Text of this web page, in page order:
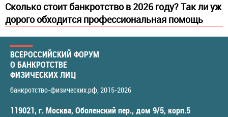
Сколько стоит банкротство в 2026 году? Так ли уж
дорого обходится профессиональная помощь
ВСЕРОССИЙСКИЙ ФОРУМ
О БАНКРОТСТВЕ
ФИЗИЧЕСКИХ ЛИЦ
банкротство-физических.рф, 2015-2026
119021, г. Москва, Оболенский пер., дом 9/5, корп.5